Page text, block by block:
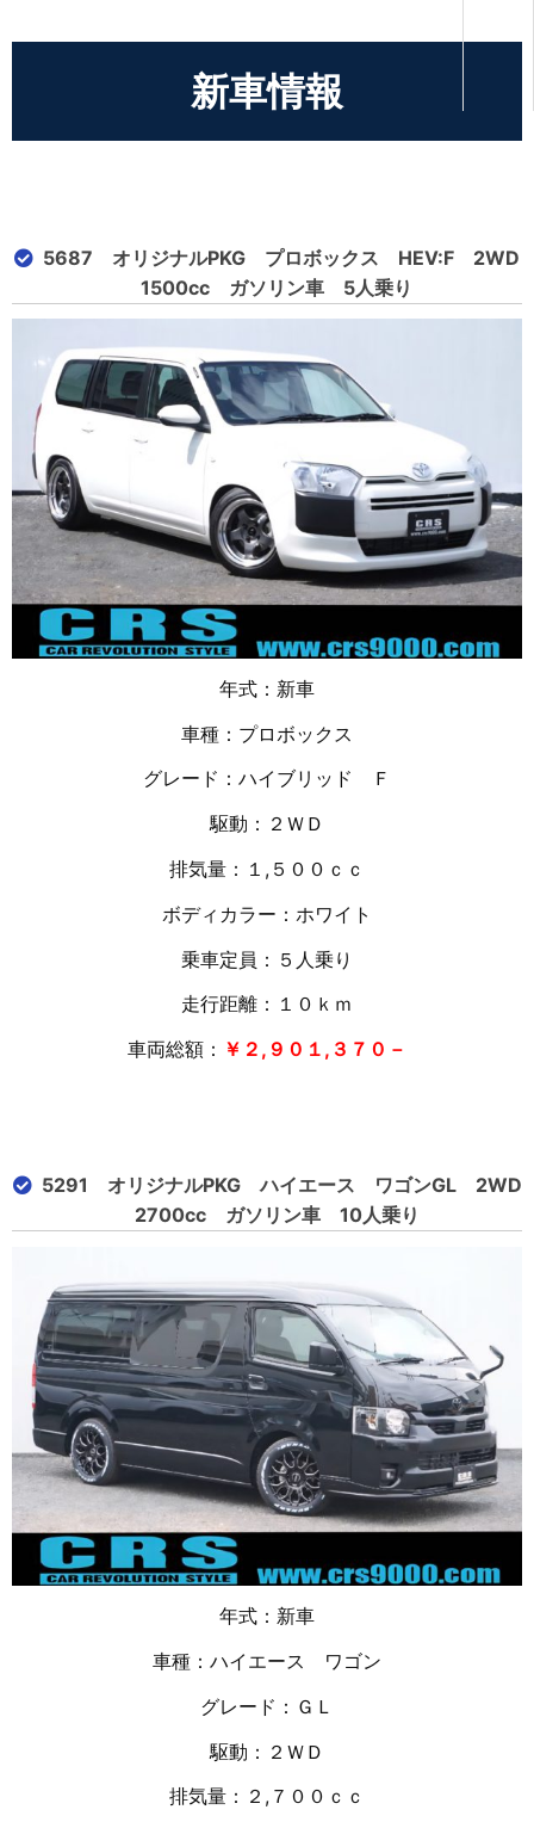
新車情報
5687 オリジナルPKG プロボックス HEV:F 2WD
1500cc ガソリン車 5人乗り
年式：新車
車種：プロボックス
グレード：ハイブリッド Ｆ
駆動：２ＷＤ
排気量：１ ,５００ｃｃ
ボディカラー：ホワイト
乗車定員：５人乗り
走行距離：１０ ｋｍ
車両総額： ￥２,９０１,３７０－
5291 オリジナルPKG ハイエース ワゴンGL 2WD
2700cc ガソリン車 10人乗り
年式：新車
車種：ハイエース ワゴン
グレード：ＧＬ
駆動：２ＷＤ
排気量：２,７００ｃｃ